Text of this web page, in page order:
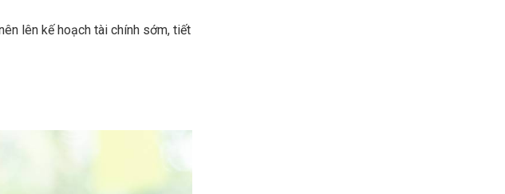
lên kế hoạch tài chính sớm, tiết